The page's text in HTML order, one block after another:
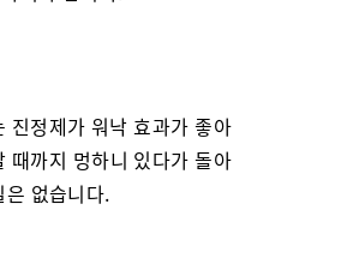
진정제가 워낙 효과가 좋아
때까지 멍하니 있다가 돌아
없습니다.